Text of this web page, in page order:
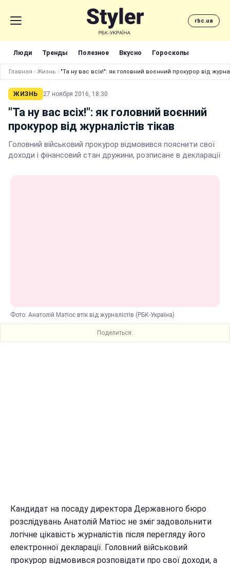
rbc.ua
Люди Тренды Полезное Вкусно Гороскопы
Главная › Жизнь › "Та ну вас всіх!": як головний воєнний прокурор від
ЖИЗНЬ 27 ноября 2016, 18:30
"Та ну вас всіх!": як головний воєнний
прокурор від журналістів тікав
Головний військовий прокурор відмовився пояснити свої
доходи і фінансовий стан дружини, розписане в декларації
Фото: Анатолій Матіос втік від журналістів (РБК-Україна)
Поделиться:
Кандидат на посаду директора Державного бюро
розслідувань Анатолій Матіос не зміг задовольнити
логічне цікавість журналістів після перегляду його
електронної декларації. Головний військовий
прокурор відмовився розповідати про свої доходи, а